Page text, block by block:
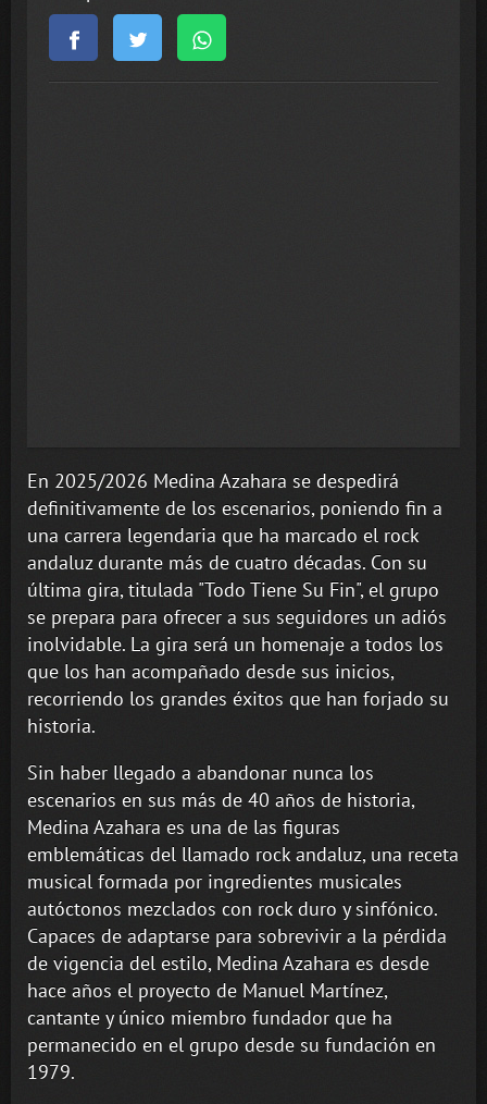
En 2025/2026 Medina Azahara se despedirá
definitivamente de los escenarios, poniendo fin a
una carrera legendaria que ha marcado el rock
andaluz durante más de cuatro décadas. Con su
última gira, titulada "Todo Tiene Su Fin", el grupo
se prepara para ofrecer a sus seguidores un adiós
inolvidable. La gira será un homenaje a todos los
que los han acompañado desde sus inicios,
recorriendo los grandes éxitos que han forjado su
historia.
Sin haber llegado a abandonar nunca los
escenarios en sus más de 40 años de historia,
Medina Azahara es una de las figuras
emblemáticas del llamado rock andaluz, una receta
musical formada por ingredientes musicales
autóctonos mezclados con rock duro y sinfónico.
Capaces de adaptarse para sobrevivir a la pérdida
de vigencia del estilo, Medina Azahara es desde
hace años el proyecto de Manuel Martínez,
cantante y único miembro fundador que ha
permanecido en el grupo desde su fundación en
1979.